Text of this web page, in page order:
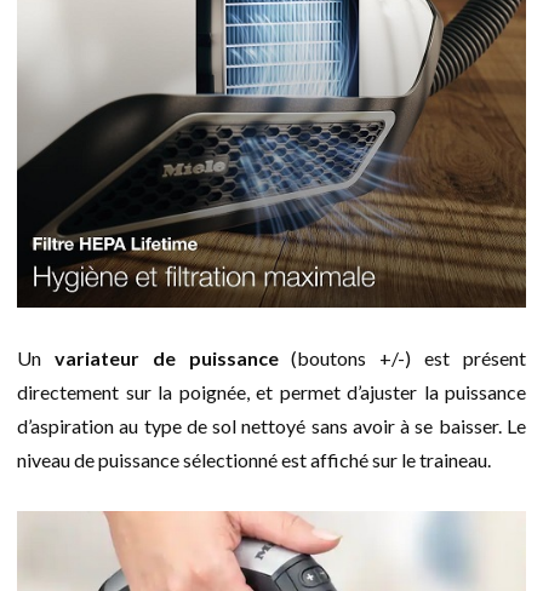
Un variateur de puissance(boutons +/-) est présent
directement sur la poignée, et permet d’ajuster la puissance
d’aspiration au type de sol nettoyé sans avoir à se baisser. Le
niveau de puissance sélectionné est affiché sur le traineau.